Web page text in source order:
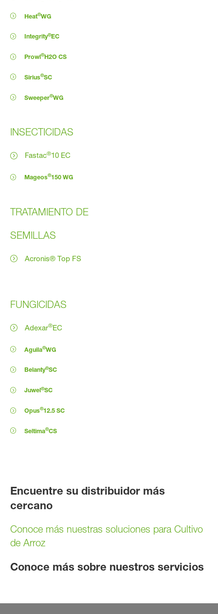
Heat®WG
Integrity®EC
Prowl®H2O CS
Sirius®SC
Sweeper®WG
INSECTICIDAS
Fastac®10 EC
Mageos®150 WG
TRATAMIENTO DE
SEMILLAS
Acronis® Top FS
FUNGICIDAS
Adexar®EC
Aguila®WG
Belanty®SC
Juwel®SC
Opus®12.5 SC
Seltima®CS
Encuentre su distribuidor más
cercano
Conoce más nuestras soluciones para Cultivo
de Arroz
Conoce más sobre nuestros servicios